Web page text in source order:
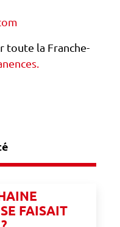
toute la Franche-
FAISAIT